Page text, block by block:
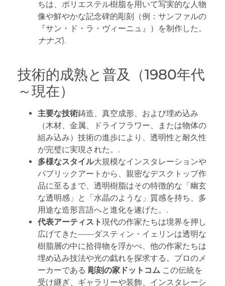
ちは、ポリエステル樹脂を用いて写実的な人物
像や鮮やかな記念碑的彫刻（例：サンファルの
『サン・ド・ラ・ヴィーニュ』）を制作した。
ナナズ).
技術的成熟と普及（1980年代
～現在）
主要な技術鋳造、真空成形、および埋め込み
（木材、金属、ドライフラワー、または物体の
組み込み）技術の進歩により、透明性と耐久性
が完璧に実現された。.
多様なスタイル大規模なインスタレーションや
パブリックアートから、親密なデスクトップ作
品に至るまで、透明樹脂はその特徴的な「幽玄
な透明感」と「水晶のような」質感を持ち、多
用途な造形言語へと進化を遂げた。.
代表アーティスト現代の作家たちは境界を押し
広げてきた——ダスティン・イェリンは透明な
樹脂層の中に拾得物を浮かべ、他の作家たちは
埋め込み技法や光の戯れを探求する。プロのメ
ーカーである 彫刻の家ドットコム この伝統を
受け継ぎ、ギャラリーや装飾、インスタレーシ